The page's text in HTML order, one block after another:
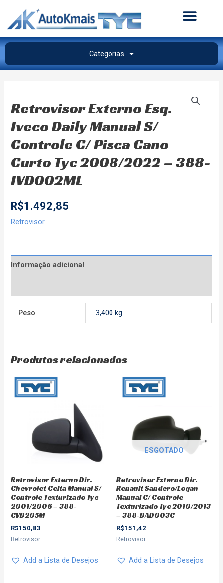
Categorias
Retrovisor Externo Esq.
Iveco Daily Manual S/
Controle C/ Pisca Cano
Curto Tyc 2008/2022 – 388-
IVD002ML
R$1.492,85
Retrovisor
Informação adicional
Peso 3,400 kg
Produtos relacionados
Retrovisor Externo Dir.
Chevrolet Celta Manual S/
Controle Texturizado Tyc
2001/2006 – 388-
CVD205M
R$150,83
Retrovisor
Add a Lista de Desejos
ESGOTADO
Retrovisor Externo Dir.
Renault Sandero/Logan
Manual C/ Controle
Texturizado Tyc 2010/2013
– 388-DAD003C
R$151,42
Retrovisor
Add a Lista de Desejos